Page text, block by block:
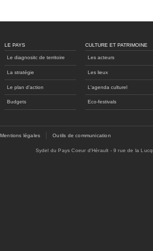
LE PAYS
Le diagnositc de territoire
La stratégie
Le plan d'action
Budgets
CULTURE ET PATRIMOINE
Les acteurs
Les lieux
L'agenda culturel
Eco-festivals
Mentions légales Outils de communication
Sydel du Pays Coeur d'Hérault - 9 rue de la